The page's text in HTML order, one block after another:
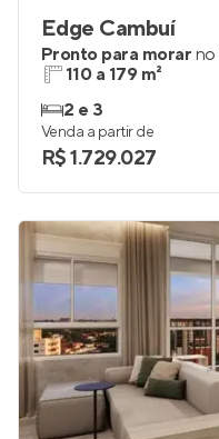
Edge Cambuí
Pronto para morar no
110 a 179 m²
2 e 3
Venda a partir de
R$ 1.729.027